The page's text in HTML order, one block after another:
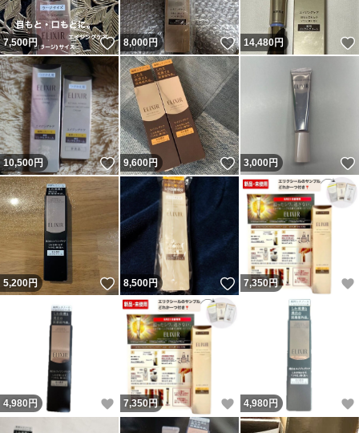
7,500円 いいね！
8,000円 いいね！
14,480円
10,500円 いいね！
9,600円 いいね！
3,000円
5,200円 いいね！
8,500円 いいね！
7,350円
4,980 円 いいね！
7,350円 いいね！
4,980 円